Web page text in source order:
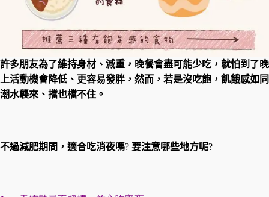
許多朋友為了維持身材、減重，晚餐會盡可能少吃，就怕到了晚
上活動機會降低、更容易發胖，然而，若是沒吃飽，飢餓感如同
潮水襲來、擋也檔不住。
不過減肥期間，適合吃消夜嗎? 要注意哪些地方呢?